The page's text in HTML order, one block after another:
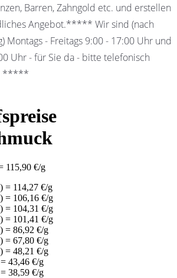
Barren, Zahngold etc. und erstellen
Angebot.***** Wir sind (nach
Montags - Freitags 9:00 - 17:00 Uhr und
Uhr - für Sie da - bitte telefonisch
*****
115,90 €/g
= 114,27 €/g
= 106,16 €/g
= 104,31 €/g
= 101,41 €/g
= 86,92 €/g
= 67,80 €/g
= 48,21 €/g
43,46 €/g
38,59 €/g